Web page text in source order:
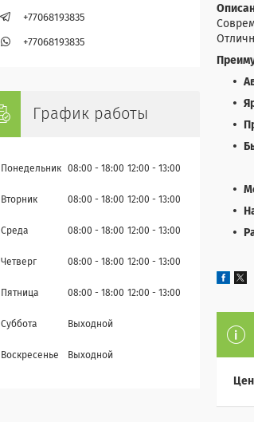
+77068193835
+77068193835
График работы
Понедельник 08:00 18:00 12:00 13:00
Вторник 08:00 18:00 12:00 13:00
Среда 08:00 18:00 12:00 13:00
Четверг 08:00 18:00 12:00 13:00
Пятница 08:00 18:00 12:00 13:00
Суббота Выходной
Воскресенье Выходной